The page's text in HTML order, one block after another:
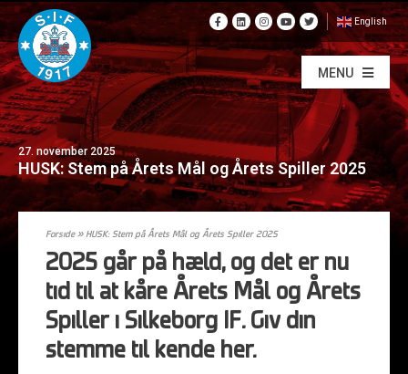
English
MENU
27. november 2025
HUSK: Stem på Årets Mål og Årets Spiller 2025
Forside» HUSK: Stem på Årets Mål og Årets Spiller 2025
2025 går på hæld, og det er nu
tid til at kåre Årets Mål og Årets
Spiller i Silkeborg IF. Giv din
stemme til kende her.